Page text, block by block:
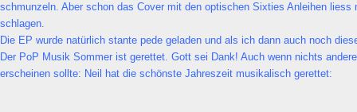
schmunzeln. Aber schon das Cover mit den optischen Sixties Anleihen liess
schlagen.
Die EP wurde natürlich stante pede geladen und als ich dann auch noch
Der PoP Musik Sommer ist gerettet. Gott sei Dank! Auch wenn nichts
erscheinen sollte: Neil hat die schönste Jahreszeit musikalisch gerettet: